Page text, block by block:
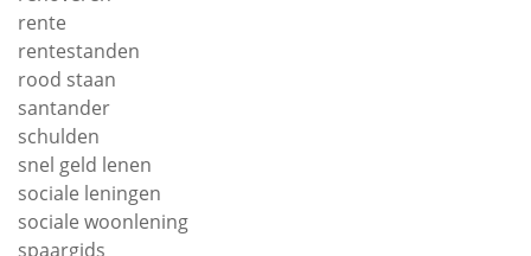
rente
rentestanden
rood staan
santander
schulden
snel geld lenen
sociale leningen
sociale woonlening
spaargids